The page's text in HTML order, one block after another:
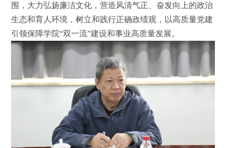
围，大力弘扬廉洁文化，营造风清气正、奋发向上的政治
生态和育人环境，树立和践行正确政绩观，以高质量党建
引领保障学院“双一流”建设和事业高质量发展。